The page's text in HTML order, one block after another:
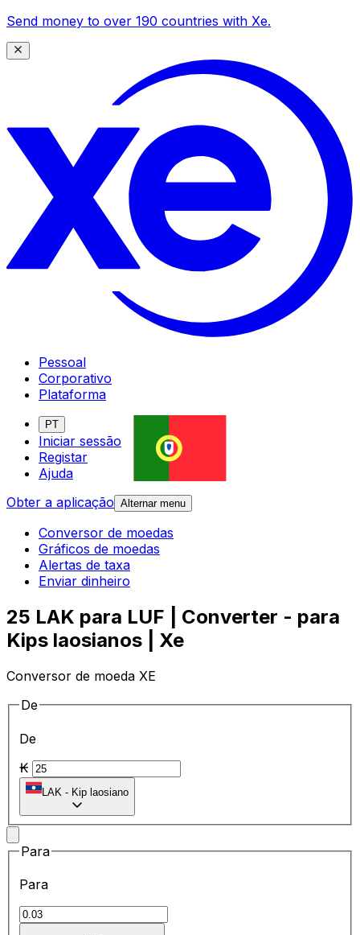
Send money to over 190 countries with Xe.
Pessoal
Corporativo
Plataforma
PT
Iniciar sessão
Registar
Ajuda
Obter a aplicação Alternar menu
Conversor de moedas
Gráficos de moedas
Alertas de taxa
Enviar dinheiro
25 LAK para LUF | Converter - para
Kips laosianos | Xe
Conversor de moeda XE
De
De
₭
LAK - Kip laosiano
Para
Para